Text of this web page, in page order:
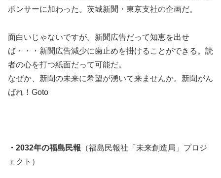
ポンサーに加わった。茨城新聞・東京支社の企画だ。
面白いじゃないですが。新聞広告だって知恵を出せ
ば・・・新聞広告減少に歯止めを掛けることができる。読
者の心を打つ紙面だって可能だ。
なぜか、新聞の未来に希望が湧いて来ませんか。新聞がん
ばれ！Goto
・2032年の福島民報 （福島民報社「未来創造局」プロジ
ェクト）